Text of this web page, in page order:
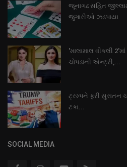
જૂનાગઢ સહિત
જુગારીઓ ઝડપાયા
'માલામાલ વીકલી
ચોપડાની એન્ટ્રી,...
ટ્રમ્પને ફરી સુરાતન
ટકા...
SOCIAL MEDIA